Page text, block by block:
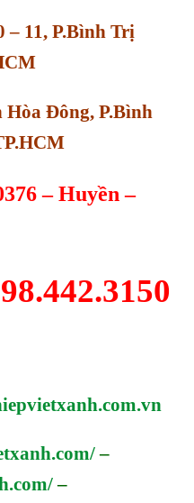
11, P.Bình Trị
Hòa Đông, P.Bình
– Huyền –
–
–